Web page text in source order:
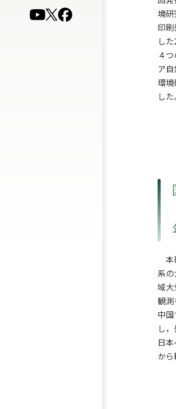
（別ウインドウで開きます）
（別ウインドウで開きます）
（別ウインドウで開きます
境
印
し
４
ア
環
し
本
系
域
観
中
し
日
か